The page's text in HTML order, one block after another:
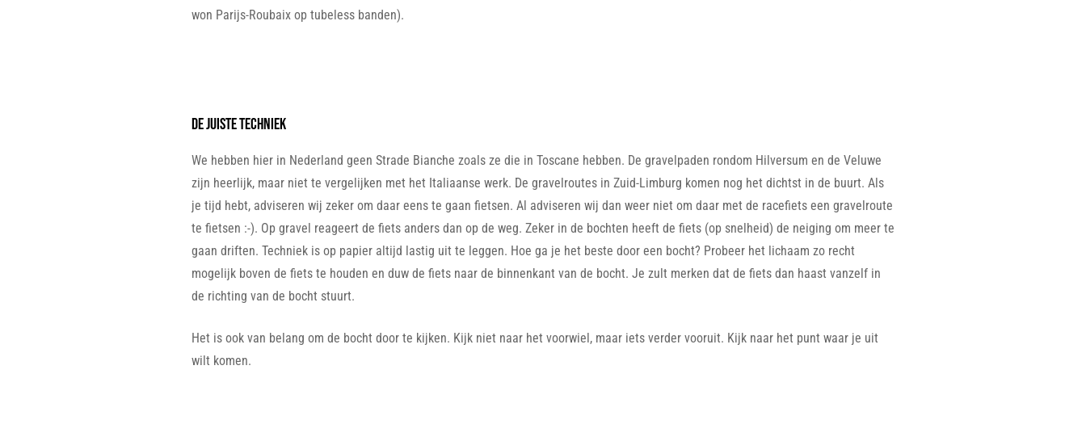
won Parijs-Roubaix op tubeless banden).
DE juiste techniek
We hebben hier in Nederland geen Strade Bianche zoals ze die in Toscane hebben. De gravelpaden rondom Hilversum en de Veluwe
zijn heerlijk, maar niet te vergelijken met het Italiaanse werk. De gravelroutes in Zuid-Limburg komen nog het dichtst in de buurt. Als
je tijd hebt, adviseren wij zeker om daar eens te gaan fietsen. Al adviseren wij dan weer niet om daar met de racefiets een gravelroute
te fietsen :-). Op gravel reageert de fiets anders dan op de weg. Zeker in de bochten heeft de fiets (op snelheid) de neiging om meer te
gaan driften. Techniek is op papier altijd lastig uit te leggen. Hoe ga je het beste door een bocht? Probeer het lichaam zo recht
mogelijk boven de fiets te houden en duw de fiets naar de binnenkant van de bocht. Je zult merken dat de fiets dan haast vanzelf in
de richting van de bocht stuurt.
Het is ook van belang om de bocht door te kijken. Kijk niet naar het voorwiel, maar iets verder vooruit. Kijk naar het punt waar je uit
wilt komen.